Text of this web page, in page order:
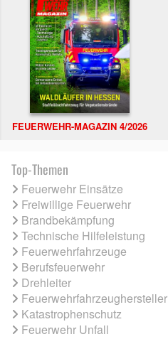
FEUERWEHR-MAGAZIN 4/2026
Top-Themen
Feuerwehr Einsätze
Freiwillige Feuerwehr
Brandbekämpfung
Technische Hilfeleistung
Feuerwehrfahrzeuge
Berufsfeuerwehr
Drehleiter
Feuerwehrfahrzeughersteller
Katastrophenschutz
Feuerwehr Unfall